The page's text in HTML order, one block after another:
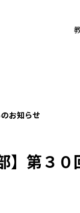
お知らせ
部】第３